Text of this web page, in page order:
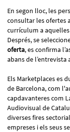
En segon lloc, les
consultar les ofertes
currículum a
Després, se
oferta, es confirma
abans de l’entrevista
Els Marketplaces es
de Barcelona, com
capdavanteres com
Audiovisual de
diverses fires
empreses i els seus